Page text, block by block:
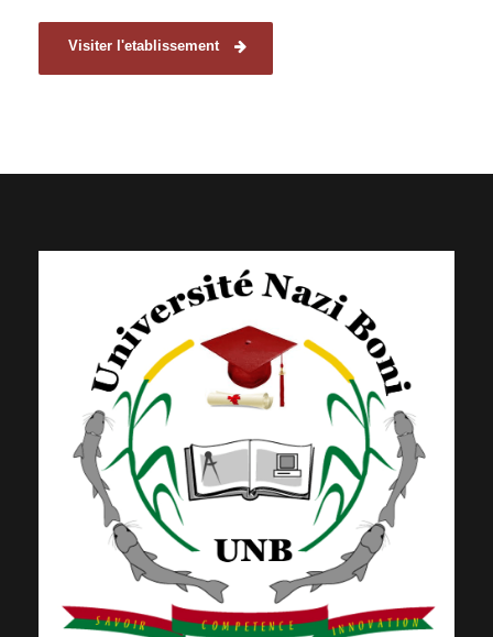
Visiter l'etablissement